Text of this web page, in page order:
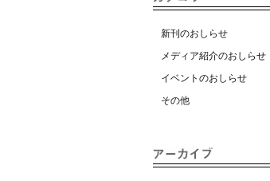
新刊のおしらせ
メディア紹介のおしらせ
イベントのおしらせ
その他